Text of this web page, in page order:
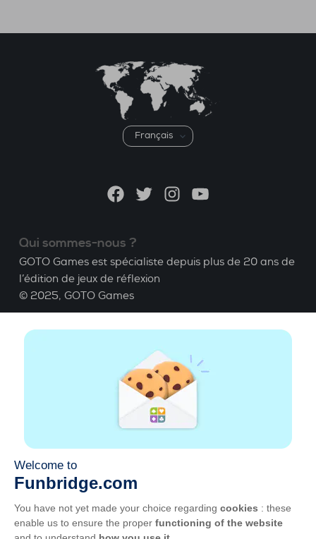
Choisir
une
FacebookTwitterInstagramYouTube
Qui sommes-nous ?
GOTO Games est spécialiste depuis plus de 20 ans de
l’édition de jeux de réflexion
© 2025, GOTO Games
A propos
Apprendre le Bridge
CGU|Mentions légales
Disponible partout
Jouez partout, tout le temps, sur smartphone,